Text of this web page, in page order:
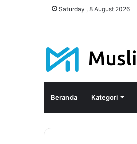
Saturday , 8 August 2026
Beranda Kategori